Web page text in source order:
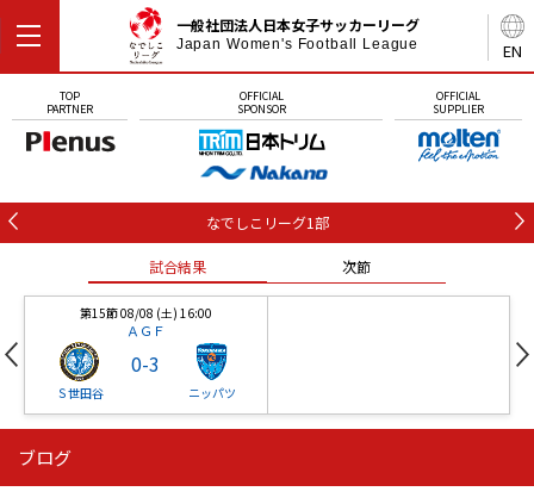
EN
一般社団法人日本女子サッカーリーグ
Japan Women's Football League
TOP
PARTNER
OFFICIAL
SPONSOR
OFFICIAL
SUPPLIER
なでしこリーグ1部
試合結果 次節
第15節 08/08 (土) 16:00
ＡＧＦ
Ｓ世田谷
0-3
ニッパツ
ニッパツ 石人の星
ブログ